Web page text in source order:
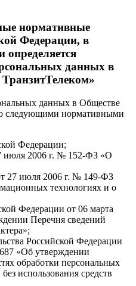
нормативные
Федерации, в
определяется
данных в
данных в Обществе
следующими нормативными
Федерации;
июля 2006 г. № 152-ФЗ «О
27 июля 2006 г. № 149-ФЗ
технологиях и о
Федерации от 06 марта
Перечня сведений
Российской Федерации
«Об утверждении
обработки персональных
использования средств